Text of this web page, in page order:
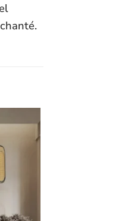
Ajouter
à la liste